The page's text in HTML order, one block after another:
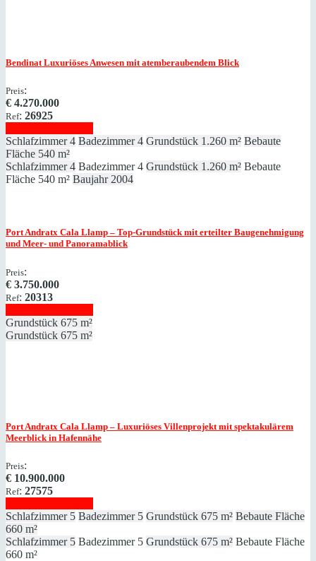
BendinatLuxuriöses Anwesen mit atemberaubendem Blick
Preis:
€ 4.270.000
Ref: 26925
Schlafzimmer 4 Badezimmer 4 Grundstück 1.260 m² Bebaute
Fläche 540 m²
Schlafzimmer 4 Badezimmer 4 Grundstück 1.260 m² Bebaute
Fläche 540 m² Baujahr 2004
Port Andratx Cala Llamp – Top-Grundstück mit erteilter Baugenehmigung
und Meer- und Panoramablick
Preis:
€ 3.750.000
Ref: 20313
Grundstück 675 m²
Grundstück 675 m²
Port Andratx Cala Llamp – Luxuriöses Villenprojekt mit spektakulärem
Meerblick in Hafennähe
Preis:
€ 10.900.000
Ref: 27575
Schlafzimmer 5 Badezimmer 5 Grundstück 675 m² Bebaute Fläche
660 m²
Schlafzimmer 5 Badezimmer 5 Grundstück 675 m² Bebaute Fläche
660 m²